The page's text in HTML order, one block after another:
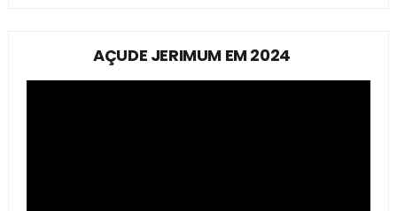
AÇUDE JERIMUM EM 2024